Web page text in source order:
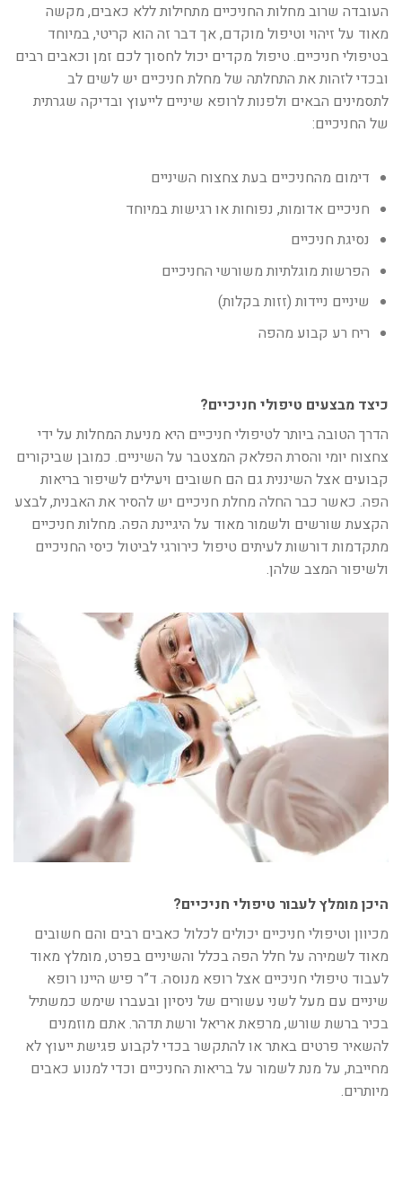
העובדה שרוב מחלות החניכיים מתחילות ללא כאבים, מקשה
מאוד על זיהוי וטיפול מוקדם, אך דבר זה הוא קריטי, במיוחד
בטיפולי חניכיים. טיפול מקדים יכול לחסוך לכם זמן וכאבים רבים
ובכדי לזהות את התחלתה של מחלת חניכיים יש לשים לב
לתסמינים הבאים ולפנות לרופא שיניים לייעוץ ובדיקה שגרתית
של החניכיים:
דימום מהחניכיים בעת צחצוח השיניים
חניכיים אדומות, נפוחות או רגישות במיוחד
נסיגת חניכיים
הפרשות מוגלתיות משורשי החניכיים
שיניים ניידות (זזות בקלות)
ריח רע קבוע מהפה
כיצד מבצעים טיפולי חניכיים?
הדרך הטובה ביותר לטיפולי חניכיים היא מניעת המחלות על ידי
צחצוח יומי והסרת הפלאק המצטבר על השיניים. כמובן שביקורים
קבועים אצל השיננית גם הם חשובים ויעילים לשיפור בריאות
הפה. כאשר כבר החלה מחלת חניכיים יש להסיר את האבנית, לבצע
הקצעת שורשים ולשמור מאוד על היגיינת הפה. מחלות חניכיים
מתקדמות דורשות לעיתים טיפול כירורגי לביטול כיסי החניכיים
ולשיפור המצב שלהן.
היכן מומלץ לעבור טיפולי חניכיים?
מכיוון וטיפולי חניכיים יכולים לכלול כאבים רבים והם חשובים
מאוד לשמירה על חלל הפה בכלל והשיניים בפרט, מומלץ מאוד
לעבוד טיפולי חניכיים אצל רופא מנוסה. ד”ר פיש היינו רופא
שיניים עם מעל לשני עשורים של ניסיון ובעברו שימש כמשתיל
בכיר ברשת שורש, מרפאת אריאל ורשת תדהר. אתם מוזמנים
להשאיר פרטים באתר או להתקשר בכדי לקבוע פגישת ייעוץ לא
מחייבת, על מנת לשמור על בריאות החניכיים וכדי למנוע כאבים
מיותרים.